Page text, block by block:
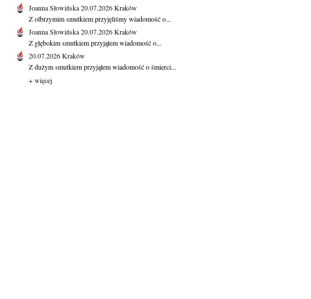
Joanna Słowińska20.07.2026Kraków
Z olbrzymim smutkiem przyjęliśmy wiadomość o...
Joanna Słowińska20.07.2026Kraków
Z głębokim smutkiem przyjąłem wiadomość o...
20.07.2026Kraków
Z dużym smutkiem przyjąłem wiadomość o śmierci...
+ więcej